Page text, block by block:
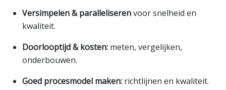
Versimpelen & paralleliserenvoor snelheid en
kwaliteit.
Doorlooptijd & kosten: meten, vergelijken,
onderbouwen.
Goed procesmodel maken: richtlijnen en kwaliteit.